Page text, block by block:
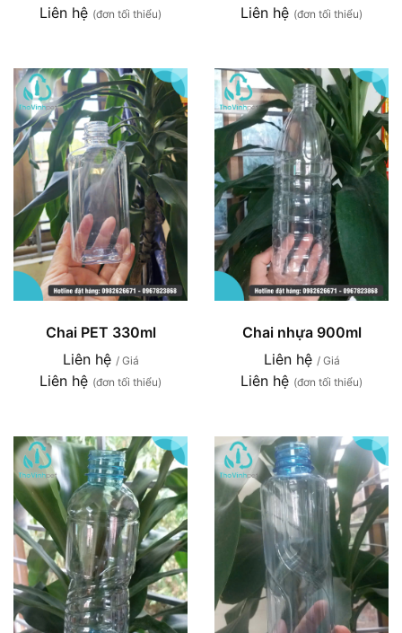
Liên hệ (đơn tối thiểu) Liên hệ (đơn tối thiểu)
Chai PET 330ml
Liên hệ / Giá
Liên hệ (đơn tối thiểu)
Chai nhựa 900ml
Liên hệ / Giá
Liên hệ (đơn tối thiểu)